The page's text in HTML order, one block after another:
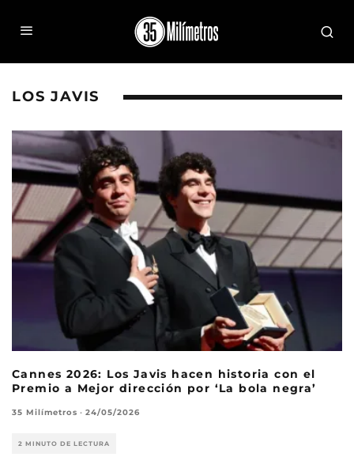
LOS JAVIS
Cannes 2026: Los Javis hacen historia con el
Premio a Mejor dirección por ‘La bola negra’
35 Milímetros · 24/05/2026
2 MINUTO DE LECTURA